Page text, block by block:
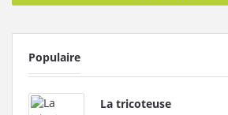
Populaire
La tricoteuse